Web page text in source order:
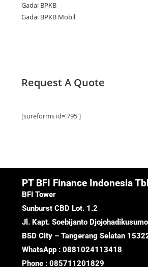
Gadai BPKB
Gadai BPKB Mobil
Request A Quote
[sureforms id='795']
PT BFI Finance Indonesia
BFI Tower
Sunburst CBD Lot. 1.2
Jl. Kapt. Soebijanto Djojohadikusumo
BSD City – Tangerang Selatan
WhatsApp : 0881024113418
Phone : 085711201829